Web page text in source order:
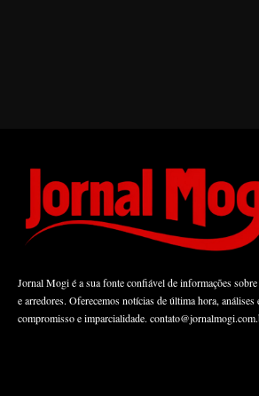
Jornal Mogi é a sua fonte confiável de informações
e arredores. Oferecemos notícias de última hora,
compromisso e imparcialidade.